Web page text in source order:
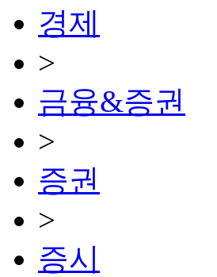
경제
>
금융&증권
>
증권
>
증시